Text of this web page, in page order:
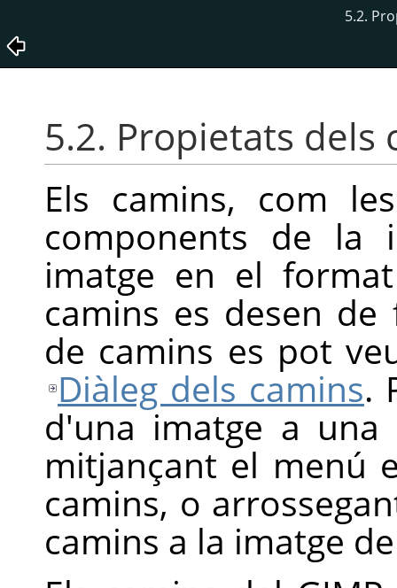
5.2.
5.2. Propietats dels
Els camins, com
components de la
imatge en el
camins es desen
de camins es pot
Diàleg dels camins.
d'una imatge a
mitjançant el menú
camins, o
camins a la imatge